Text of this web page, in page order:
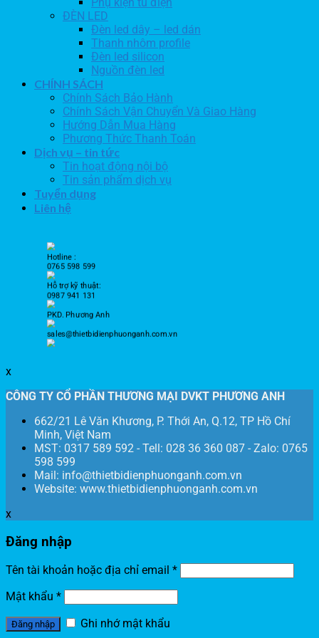
Phụ kiện tủ điện
ĐÈN LED
Đèn led dây – led dán
Thanh nhôm profile
Đèn led silicon
Nguồn đèn led
CHÍNH SÁCH
Chính Sách Bảo Hành
Chính Sách Vận Chuyển Và Giao Hàng
Hướng Dẫn Mua Hàng
Phương Thức Thanh Toán
Dịch vụ – tin tức
Tin hoạt động nội bộ
Tin sản phẩm dịch vụ
Tuyển dụng
Liên hệ
Hotline :
0765 598 599
Hỗ trợ kỹ thuật:
0987 941 131
PKD. Phương Anh
sales@thietbidienphuonganh.com.vn
x
CÔNG TY CỔ PHẦN THƯƠNG MẠI DVKT PHƯƠNG ANH
662/21 Lê Văn Khương, P. Thới An, Q.12, TP Hồ Chí
Minh, Việt Nam
MST: 0317 589 592 - Tell: 028 36 360 087 - Zalo: 0765
598 599
Mail: info@thietbidienphuonganh.com.vn
Website: www.thietbidienphuonganh.com.vn
x
Đăng nhập
Tên tài khoản hoặc địa chỉ email *
Mật khẩu *
Đăng nhập Ghi nhớ mật khẩu